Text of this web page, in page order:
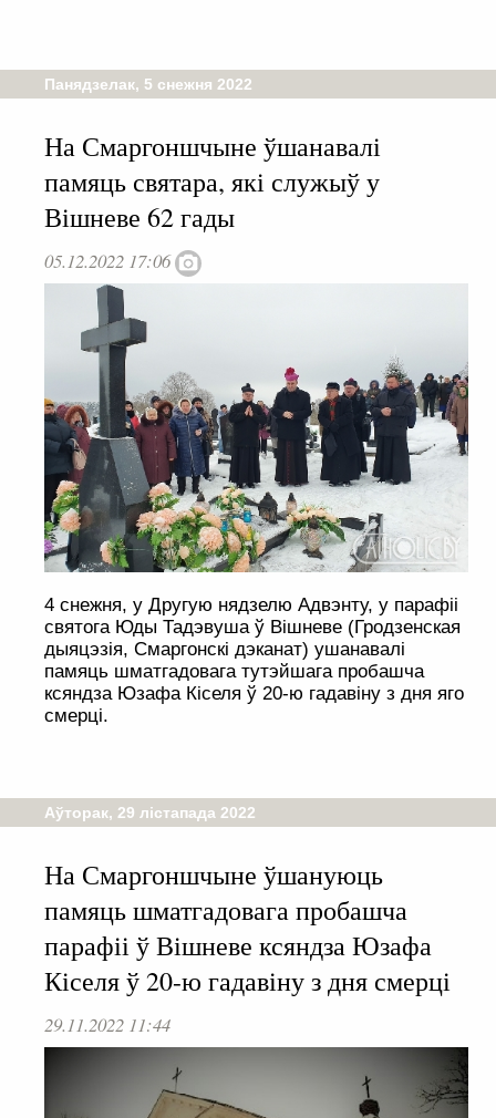
Панядзелак, 5 снежня 2022
На Смаргоншчыне ўшанавалі
памяць святара, які служыў у
Вішневе 62 гады
05.12.2022 17:06
4 снежня, у Другую нядзелю Адвэнту, у парафіі
святога Юды Тадэвуша ў Вішневе (Гродзенская
дыяцэзія, Смаргонскі дэканат) ушанавалі
памяць шматгадовага тутэйшага пробашча
ксяндза Юзафа Кіселя ў 20-ю гадавіну з дня яго
смерці.
Аўторак, 29 лістапада 2022
На Смаргоншчыне ўшануюць
памяць шматгадовага пробашча
парафіі ў Вішневе ксяндза Юзафа
Кіселя ў 20-ю гадавіну з дня смерці
29.11.2022 11:44